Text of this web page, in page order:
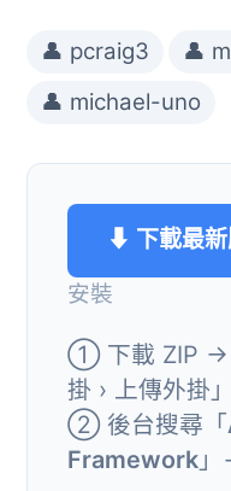
👤 pcraig3
👤
👤 michael-uno
⬇ 下載最
安裝
① 下載 ZIP →
掛 › 上傳外掛」
② 後台搜尋「
Framework